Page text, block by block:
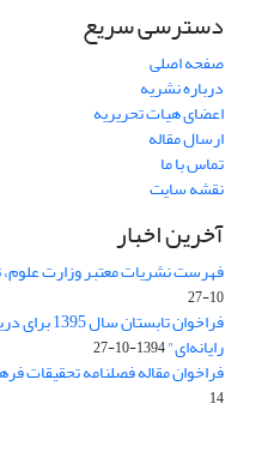
دسترسی سریع
صفحه اصلی
درباره نشریه
اعضای هیات تحریریه
ارسال مقاله
تماس با ما
نقشه سایت
آخرین اخبار
فهرست نشریات معتبر وزارت علوم،
10-27
فراخوان
رایانه‌ای"1394-10-27
فراخوان مقاله فصلنامه تحقیقات فرهنگی
14